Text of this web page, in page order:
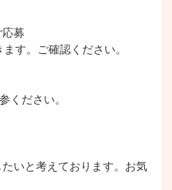
募
す。ご確認ください。
ください。
いと考えております。お気